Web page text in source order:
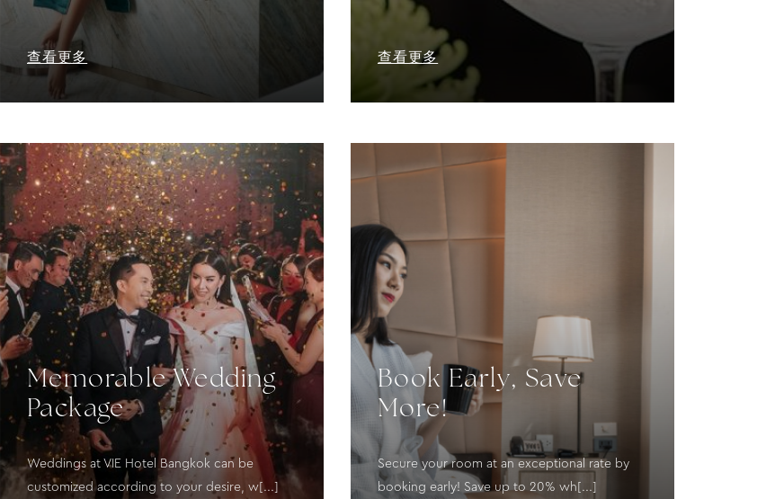
查看更多 查看更多
Memorable Wedding
Package
Weddings at VIE Hotel Bangkok can be
customized according to your desire, w[...]
Book Early, Save
More!
Secure your room at an exceptional rate by
booking early! Save up to 20% wh[...]